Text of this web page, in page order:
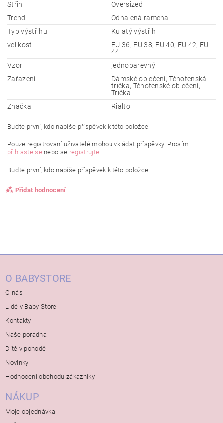
Střih
Oversized
Trend
Odhalená ramena
Typ výstřihu
Kulatý výstřih
velikost
EU 36, EU 38, EU 40, EU 42, EU
44
Vzor
jednobarevný
Zařazení
Dámské oblečení, Těhotenská
trička, Těhotenské oblečení,
Trička
Značka
Rialto
Buďte první, kdo napíše příspěvek k této položce.
Pouze registrovaní uživatelé mohou vkládat příspěvky. Prosím
přihlaste senebo se registrujte.
Buďte první, kdo napíše příspěvek k této položce.
Přidat hodnocení
O BABYSTORE
O nás
Lidé v Baby Store
Kontakty
Naše poradna
Dítě v pohodě
Novinky
Hodnocení obchodu zákazníky
NÁKUP
Moje objednávka